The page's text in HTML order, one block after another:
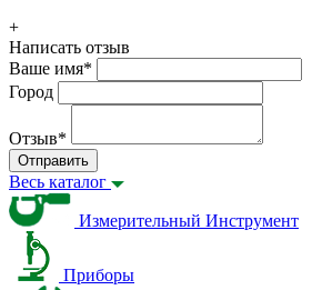
+
Написать отзыв
Ваше имя*
Город
Отзыв*
Отправить
Весь каталог
Измерительный Инструмент
Приборы